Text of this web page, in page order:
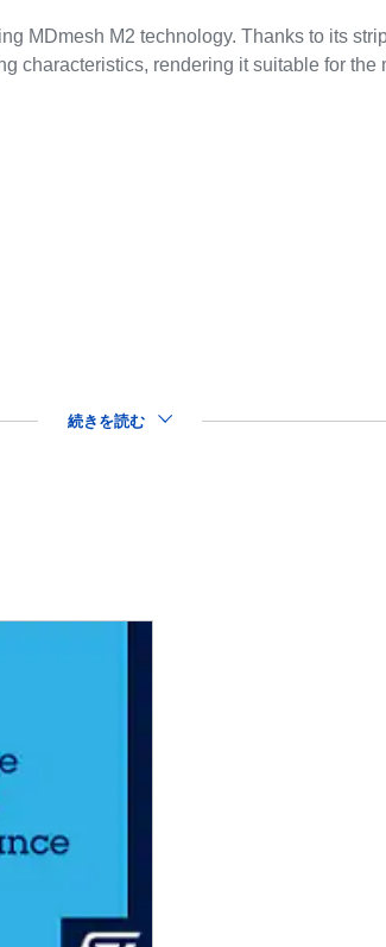
MDmesh M2 technology. Thanks to its
characteristics, rendering it suitable for
続きを読む